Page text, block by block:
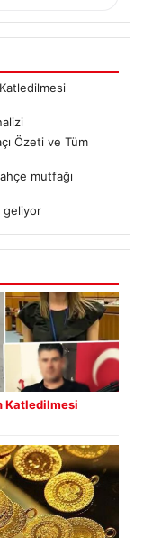
Özeti ve Tüm
mutfağı
geliyor
Katledilmesi